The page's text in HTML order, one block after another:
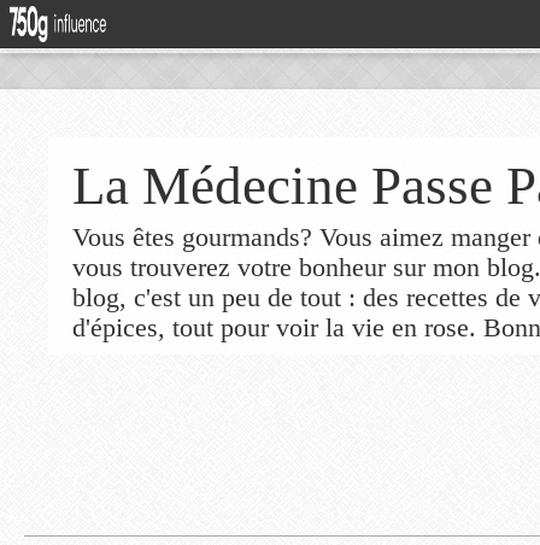
La Médecine Passe
Vous êtes gourmands? Vous aimez
vous trouverez votre bonheur sur mon
blog, c'est un peu de tout : des recettes de
d'épices, tout pour voir la vie en rose.